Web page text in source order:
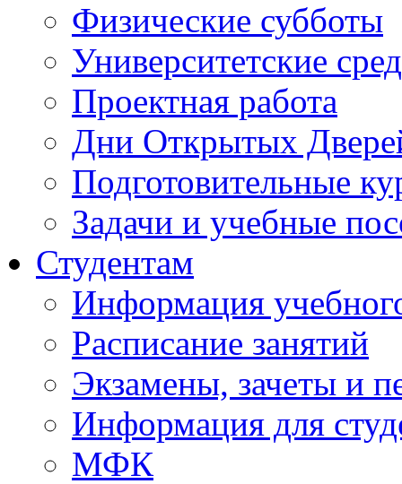
Физические субботы
Университетские
Проектная работа
Дни Открытых
Подготовительные
Задачи и учебные
Студентам
Информация
Расписание занятий
Экзамены, зачеты и
Информация для
МФК